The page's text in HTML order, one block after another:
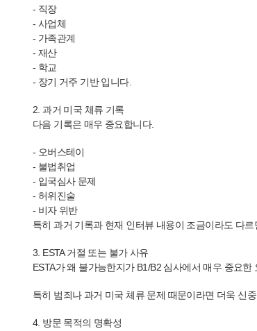
- 직장
- 사업체
- 가족관계
- 재산
- 학교
- 장기 거주 기반 입니다.
2. 과거 미국 체류 기록
다음 기록은 매우 중요합니다.
- 오버스테이
- 불법취업
- 입국심사 문제
- 허위진술
- 비자 위반
특히 과거 기록과 현재 인터뷰 내용이 조금이라도 다르
3. ESTA 거절 또는 불가 사유
ESTA가 왜 불가능한지가 B1/B2 심사에서 매우 중요한
특히 범죄나 과거 미국 체류 문제 때문이라면 더욱 신
4. 방문 목적의 명확성